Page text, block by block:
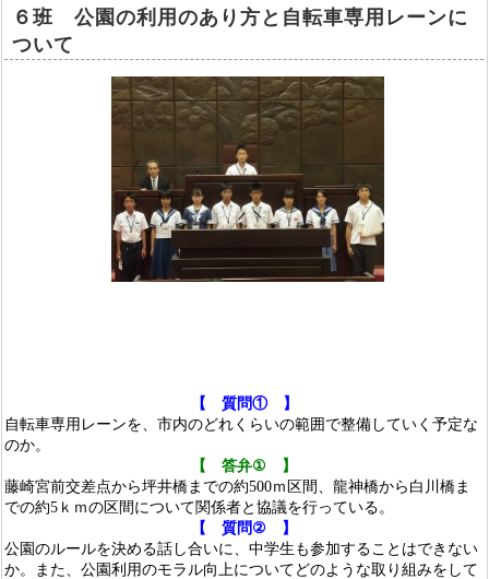
６班公園の利用のあり方と自転車専用レーンに
ついて
【 質問①
】
自転車専用レーンを、市内のどれくらいの範囲で整備していく予定な
のか。
【 答弁① 】
藤崎宮前交差点から坪井橋までの約500ｍ区間、龍神橋から白川橋ま
での約5 ｋｍの区間について関係者と協議を行っている。
【 質問② 】
公園のルールを決める話し合いに、中学生も参加することはできない
か。また、公園利用のモラル向上についてどのような取り組みをして